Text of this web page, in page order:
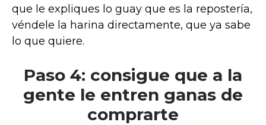
que le expliques lo guay que es la repostería,
véndele la harina directamente, que ya sabe
lo que quiere.
Paso 4: consigue que a la
gente le entren ganas de
comprarte